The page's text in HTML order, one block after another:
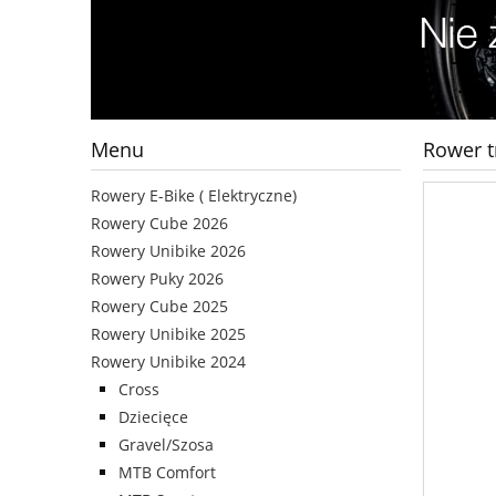
Menu
Rowery E-Bike ( Elektryczne)
Rowery Cube 2026
Rowery Unibike 2026
Rowery Puky 2026
Rowery Cube 2025
Rowery Unibike 2025
Rowery Unibike 2024
Cross
Dziecięce
Gravel/Szosa
MTB Comfort
Rower